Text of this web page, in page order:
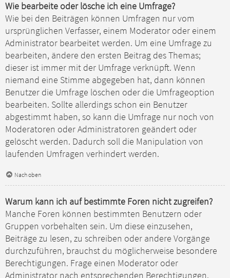
Wie bearbeite oder lösche ich eine Umfrage?
Wie bei den Beiträgen können Umfragen nur vom
ursprünglichen Verfasser, einem Moderator oder einem
Administrator bearbeitet werden. Um eine Umfrage zu
bearbeiten, ändere den ersten Beitrag des Themas;
dieser ist immer mit der Umfrage verknüpft. Wenn
niemand eine Stimme abgegeben hat, dann können
Benutzer die Umfrage löschen oder die Umfrageoption
bearbeiten. Sollte allerdings schon ein Benutzer
abgestimmt haben, so kann die Umfrage nur noch von
Moderatoren oder Administratoren geändert oder
gelöscht werden. Dadurch soll die Manipulation von
laufenden Umfragen verhindert werden.
Nach oben
Warum kann ich auf bestimmte Foren nicht zugreifen?
Manche Foren können bestimmten Benutzern oder
Gruppen vorbehalten sein. Um diese einzusehen,
Beiträge zu lesen, zu schreiben oder andere Vorgänge
durchzuführen, brauchst du möglicherweise besondere
Berechtigungen. Frage einen Moderator oder
Administrator nach entsprechenden Berechtigungen.